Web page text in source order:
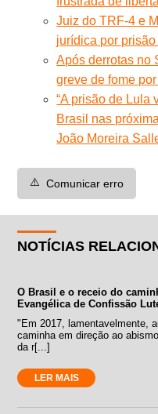
Juiz do TRF-4 e
jurídica por
Após derrotas no
greve de fome
“A prisão de Lula
Brasil nas
João Moreira
⚠️ Comunicar erro
NOTÍCIAS
O Brasil e o receio do
Evangélica de Confissão
"Em 2017, lamentavelmente,
caminha em direção ao
da r[...]
LER MAIS